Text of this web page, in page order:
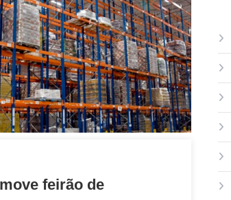
feirão de